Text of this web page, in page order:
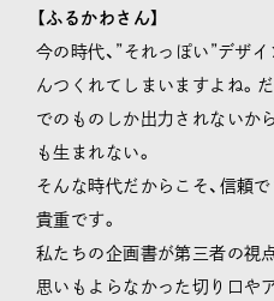
【ふるかわさん】
今の時代、”それっぽい”デザ
んつくれてしまいますよね。
でのものしか出力されないか
も生まれない。
そんな時代だからこそ、信頼
貴重です。
私たちの企画書が第三者の視
思いもよらなかった切り口や